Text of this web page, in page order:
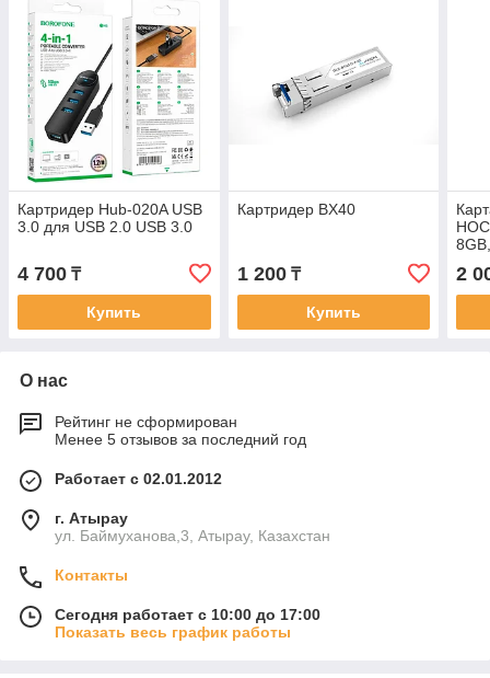
Картридер Hub-020A USB
3.0 для USB 2.0 USB 3.0
4 700 ₸
Купить
Картридер BX40
1 200₸
Купить
2
О нас
Рейтинг не сформирован
Менее 5 отзывов за последний год
Работает с 02.01.2012
г. Атырау
ул. Баймуханова,3, Атырау, Казахстан
Контакты
Сегодня работает с 10:00 до 17:00
Показать весь график работы